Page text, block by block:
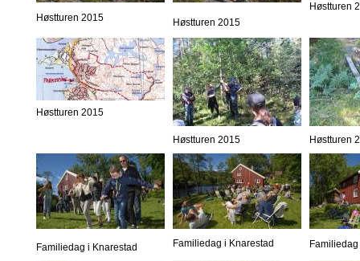
Høstturen 2015 Høstturen 2015
Høstturen
Høstturen 2015
Høstturen 2015 Høstturen
Familiedag i Knarestad Familiedag i Knarestad